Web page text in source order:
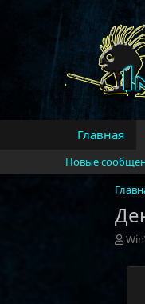
Главная
Новые
А
т